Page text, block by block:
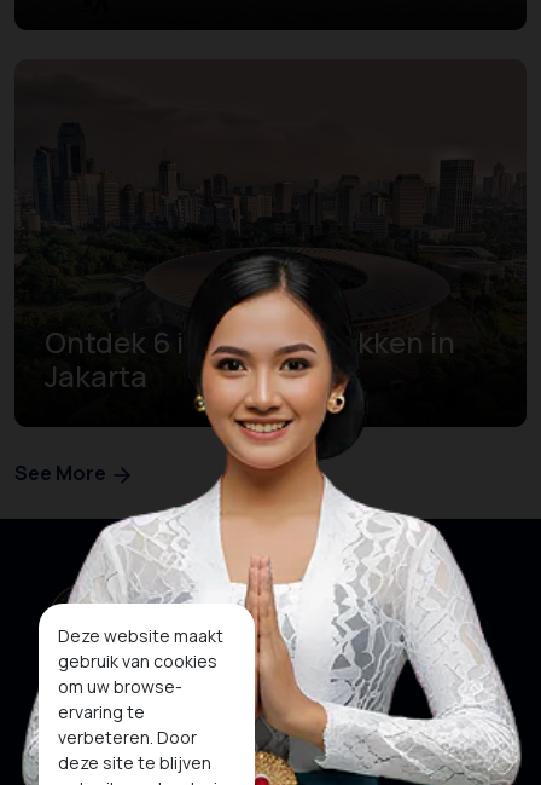
Deze website maakt
gebruik van cookies
om uw browse-
ervaring te
verbeteren. Door
deze site te blijven
Ontdek 6 iconische plekken in
Jakarta
See More
Onze websites Sociale media